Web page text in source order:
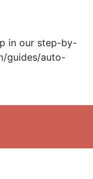
in our step-by-
guides/auto-